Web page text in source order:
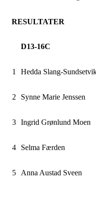
RESULTATER
D13-16C
1 Hedda Slang-
2 Synne Marie Jenssen
3 Ingrid Grønlund Moen
4 Selma Færden
5 Anna Austad Sveen